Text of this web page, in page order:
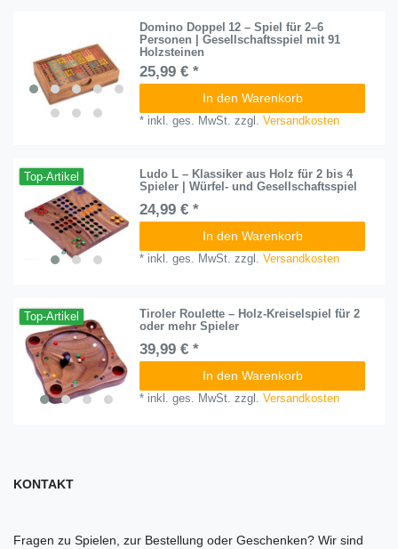
Domino Doppel 12 – Spiel für 2–6
Personen | Gesellschaftsspiel mit 91
Holzsteinen
25,99 € *
In den Warenkorb
* inkl. ges. MwSt. zzgl.Versandkosten
Top-Artikel
Ludo L – Klassiker aus Holz für 2 bis 4
Spieler | Würfel- und Gesellschaftsspiel
24,99 € *
In den Warenkorb
* inkl. ges. MwSt. zzgl.Versandkosten
Top-Artikel
Tiroler Roulette – Holz-Kreiselspiel für 2
oder mehr Spieler
39,99 € *
In den Warenkorb
* inkl. ges. MwSt. zzgl.Versandkosten
KONTAKT
Fragen zu Spielen, zur Bestellung oder Geschenken? Wir sind